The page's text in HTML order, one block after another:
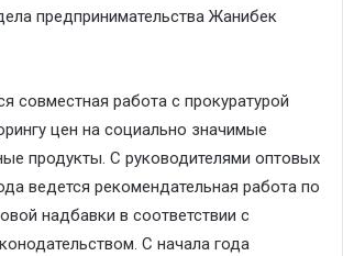
предпринимательства Жанибек
совместная работа с прокуратурой
цен на социально значимые
продукты. С руководителями оптовых
ведется рекомендательная работа по
надбавки в соответствии с
С начала года